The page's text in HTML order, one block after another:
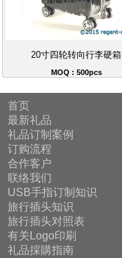
20寸四轮转向行李硬箱
MOQ : 500pcs
首页
最新礼品
礼品订制案例
订购流程
合作客户
联络我们
USB手指订制知识
旅行插头知识
旅行插头对照表
有关Logo印刷
礼品採購指南